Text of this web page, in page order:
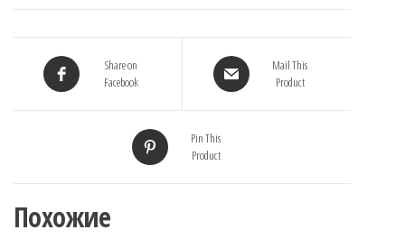
шва))
Share on
Facebook
Mail This
Product
Pin This
Product
Похожие